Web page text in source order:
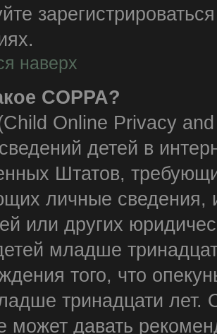
наверх
COPPA?
Online Privacy
детей в
Штатов,
личные сведения,
или других
младше
того, что
тринадцати лет.
может давать